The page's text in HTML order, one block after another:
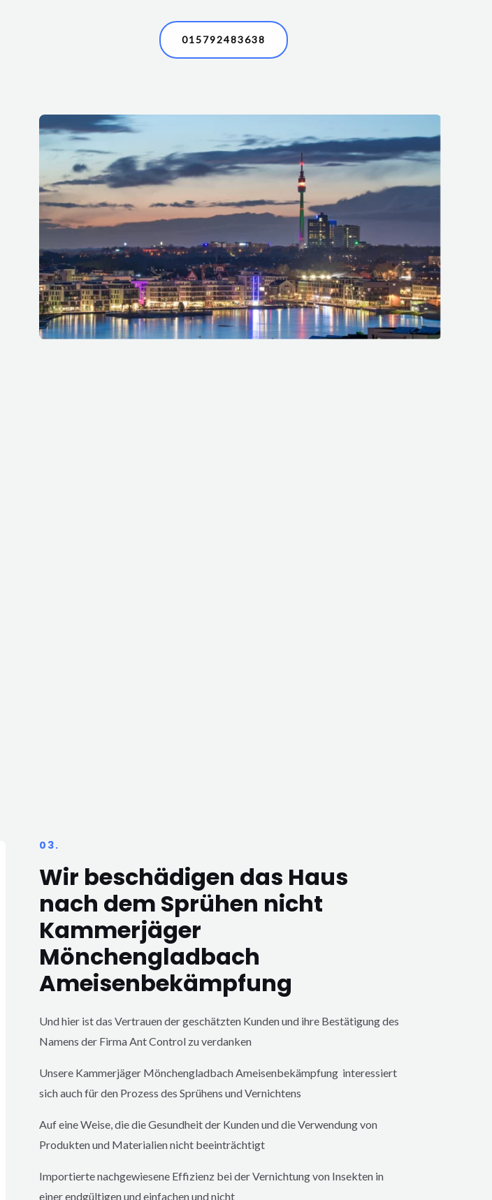
015792483638
03.
Wir beschädigen das Haus
nach dem Sprühen nicht
Kammerjäger
Mönchengladbach
Ameisenbekämpfung
Und hier ist das Vertrauen der geschätzten Kunden und ihre Bestätigung des
Namens der Firma Ant Control zu verdanken
Unsere Kammerjäger MönchengladbachAmeisenbekämpfung interessiert
sich auch für den Prozess des Sprühens und Vernichtens
Auf eine Weise, die die Gesundheit der Kunden und die Verwendung von
Produkten und Materialien nicht beeinträchtigt
Importierte nachgewiesene Effizienz bei der Vernichtung von Insekten in
einer endgültigen und einfachen und nicht